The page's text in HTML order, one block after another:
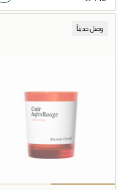
وصل حديثاً